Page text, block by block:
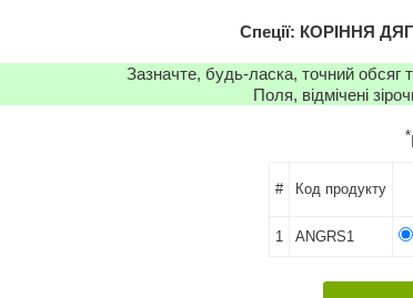
Спеції: КОРІННЯ
Зазначте, будь-ласка, точний обсяг
Поля, відмічені
*
# Код продукту
1 ANGRS1